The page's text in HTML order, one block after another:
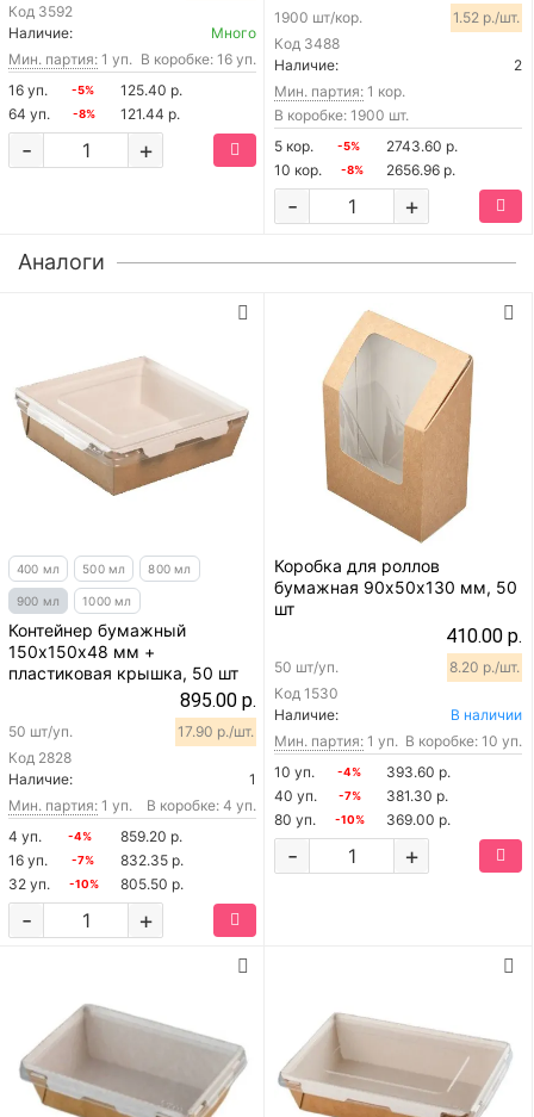
Код 3592
Наличие:
Много
Мин. партия: 1 уп. В коробке: 16 уп.
16 уп.
-5%
125.40 р.
64 уп.
-8% 121.44 р.
+
-
Код 3488
1900 шт/кор. 1.52 р./шт.
Наличие:
2
Мин. партия: 1 кор.
В коробке: 1900 шт.
5 кор.
-5%
2743.60 р.
10 кор.
-8% 2656.96 р.
+
-
Аналоги
400 мл 500 мл 800 мл
900 мл 1000 мл
Контейнер бумажный
150х150х48 мм +
пластиковая крышка, 50 шт
895.00 р.
Код 2828
50 шт/уп. 17.90 р./шт.
Наличие:
1
Мин. партия: 1 уп.
В коробке: 4 уп.
4 уп.
-4%
859.20 р.
16 уп.
-7%
832.35 р.
32 уп.
-10% 805.50 р.
+
-
Коробка для роллов
бумажная 90х50х130 мм, 50
шт
410.00 р.
Код 1530
50 шт/уп. 8.20 р./шт.
Наличие:
В наличии
Мин. партия: 1 уп. В коробке: 10 уп.
10 уп.
-4%
393.60 р.
40 уп.
-7%
381.30 р.
80 уп.
-10% 369.00 р.
+
-